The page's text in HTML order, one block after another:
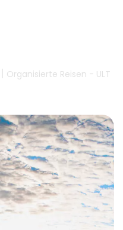
| Organisierte Reisen - ULT